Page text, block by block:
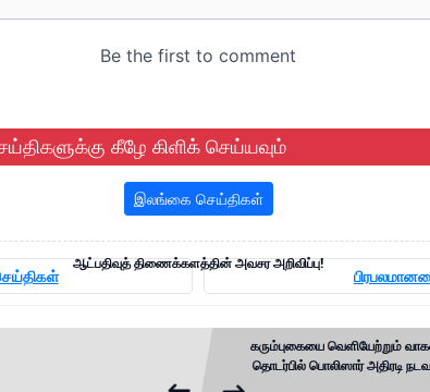
கீழே கிளிக் செய்யவும்
இலங்கை செய்திகள்
ஆட்பதிவுத் திணைக்களத்தின் அவசர அறிவிப்பு!
கரும்புகையை வெளியேற்றும்
தொடர்பில் பொலிஸார் அதிரடி